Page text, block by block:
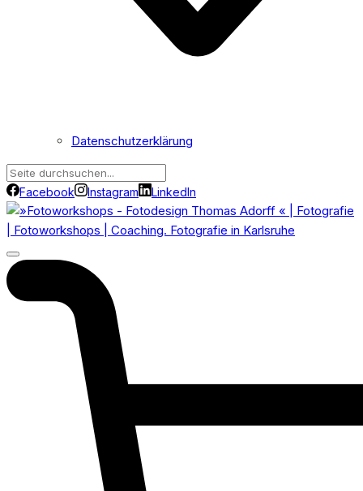
Datenschutzerklärung
Facebook Instagram LinkedIn